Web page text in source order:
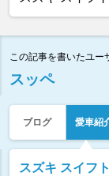
この記事を書いたユー
スッペ
ブログ 愛車紹
スズキ スイフト